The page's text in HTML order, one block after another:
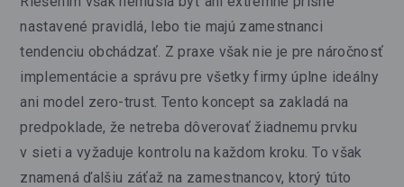
nastavené pravidlá, lebo tie majú zamestnanci
tendenciu obchádzať. Z praxe však nie je pre náročnosť
implementácie a správu pre všetky firmy úplne ideálny
ani model zero-trust. Tento koncept sa zakladá na
predpoklade, že netreba dôverovať žiadnemu prvku
v sieti a vyžaduje kontrolu na každom kroku. To však
znamená ďalšiu záťaž na zamestnancov, ktorý túto